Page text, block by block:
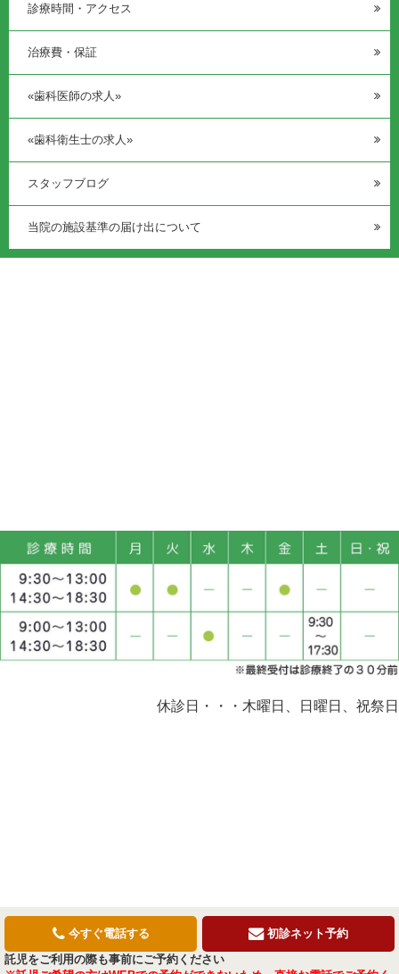
診療時間・アクセス
治療費・保証
«歯科医師の求人»
«歯科衛生士の求人»
スタッフブログ
当院の施設基準の届け出について
休診日・・・木曜日、日曜日、祝祭日
さいたま市北区宮原の歯医者｜みずき歯科クリニック
今すぐ電話する
初診ネット予約
託児をご利用の際も事前にご予約ください